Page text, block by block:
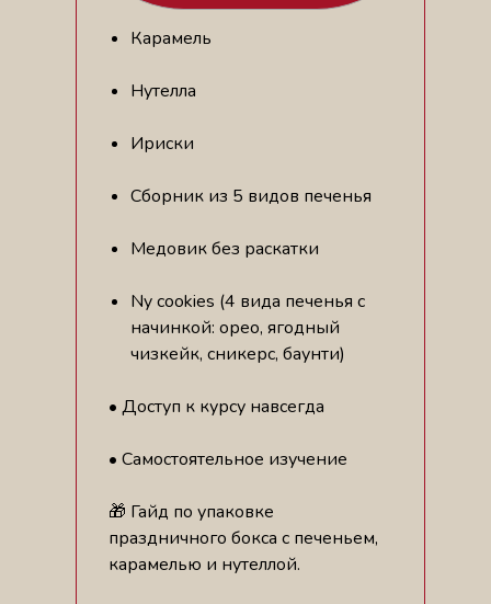
Карамель
Нутелла
Ириски
Сборник из 5 видов печенья
Медовик без раскатки
Ny cookies (4 вида печенья с
начинкой: орео, ягодный
чизкейк, сникерс, баунти)
• Доступ к курсу навсегда
• Самостоятельное изучение
🎁 Гайд по упаковке
праздничного бокса с печеньем,
карамелью и нутеллой.